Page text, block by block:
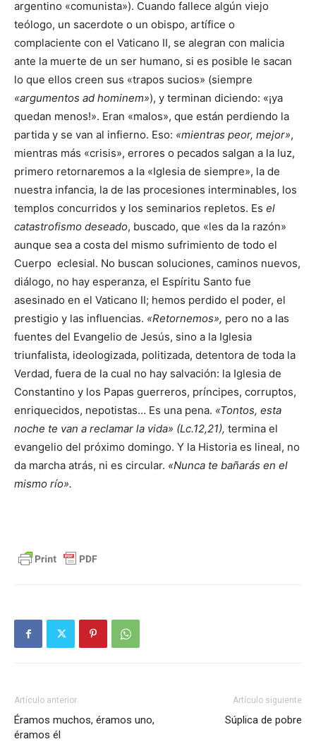
argentino «comunista»). Cuando fallece algún viejo
teólogo, un sacerdote o un obispo, artífice o
complaciente con el Vaticano II, se alegran con malicia
ante la muerte de un ser humano, si es posible le sacan
lo que ellos creen sus «trapos sucios» (siempre
«argumentos ad hominem»), y terminan diciendo: «¡ya
quedan menos!». Eran «malos», que están perdiendo la
partida y se van al infierno. Eso: «mientras peor, mejor»,
mientras más «crisis», errores o pecados salgan a la luz,
primero retornaremos a la «Iglesia de siempre», la de
nuestra infancia, la de las procesiones interminables, los
templos concurridos y los seminarios repletos. Es el
catastrofismo deseado, buscado, que «les da la razón»
aunque sea a costa del mismo sufrimiento de todo el
Cuerpo eclesial. No buscan soluciones, caminos nuevos,
diálogo, no hay esperanza, el Espíritu Santo fue
asesinado en el Vaticano II; hemos perdido el poder, el
prestigio y las influencias. «Retornemos», pero no a las
fuentes del Evangelio de Jesús, sino a la Iglesia
triunfalista, ideologizada, politizada, detentora de toda la
Verdad, fuera de la cual no hay salvación: la Iglesia de
Constantino y los Papas guerreros, príncipes, corruptos,
enriquecidos, nepotistas… Es una pena. «Tontos, esta
noche te van a reclamar la vida» (Lc.12,21), termina el
evangelio del próximo domingo. Y la Historia es lineal, no
da marcha atrás, ni es circular. «Nunca te bañarás en el
mismo río».
Artículo anterior
Éramos muchos, éramos uno,
éramos él
Artículo siguiente
Súplica de pobre